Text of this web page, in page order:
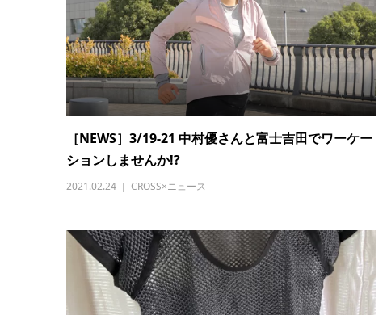
［NEWS］3/19-21 中村優さんと富士吉田でワーケー
ションしませんか!?
2021.02.24 CROSS×ニュース